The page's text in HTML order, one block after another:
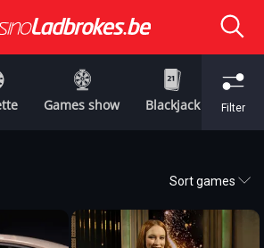
Games show Blackjack Filter
Sort games